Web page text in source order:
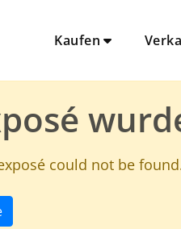
Kaufen
could not be